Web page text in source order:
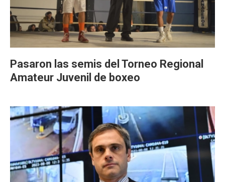
Pasaron las semis del Torneo Regional
Amateur Juvenil de boxeo